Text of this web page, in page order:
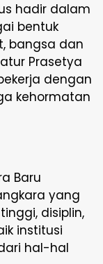
hadir dalam
bentuk
bangsa dan
Prasetya
dengan
kehormatan
Baru
yang
disiplin,
institusi
hal-hal